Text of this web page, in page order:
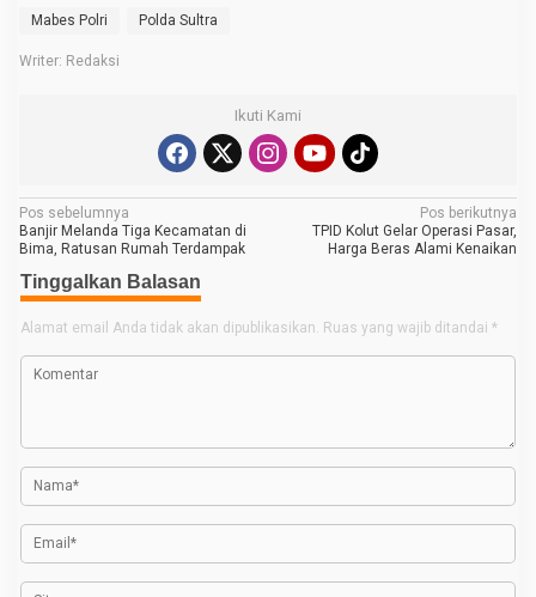
Mabes Polri Polda Sultra
Writer: Redaksi
Ikuti Kami
N
a
v
i
g
i
p
o
s
Pos sebelumnya
Banjir Melanda Tiga Kecamatan di
Bima, Ratusan Rumah Terdampak
Pos berikutnya
TPID Kolut Gelar Operasi Pasar,
Harga Beras Alami Kenaikan
Tinggalkan Balasan
Alamat email Anda tidak akan dipublikasikan. Ruas yang wajib ditandai *